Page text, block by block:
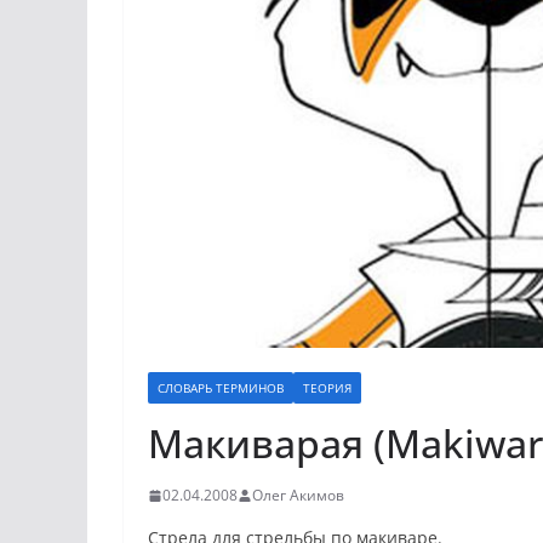
СЛОВАРЬ ТЕРМИНОВ ТЕОРИЯ
Макиварая
02.04.2008 Олег Акимов
Стрела для стрельбы по макиваре.